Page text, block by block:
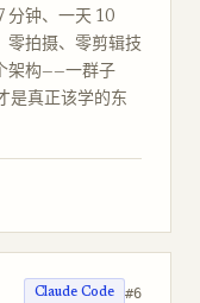
分钟、一天 10
零拍摄、零剪辑技
架构——一群子
是真正该学的东
Claude Code #6